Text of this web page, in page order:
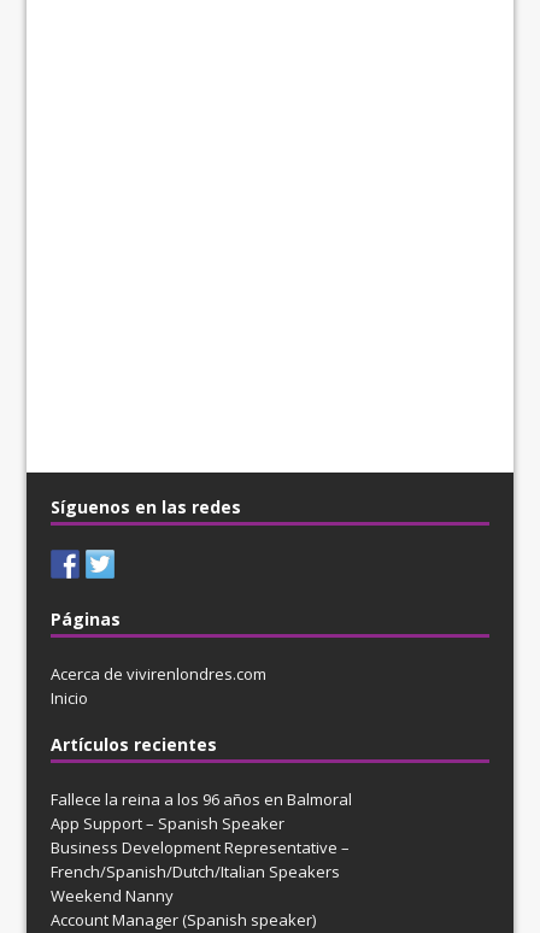
Síguenos en las redes
Páginas
Acerca de vivirenlondres.com
Inicio
Artículos recientes
Fallece la reina a los 96 años en Balmoral
App Support – Spanish Speaker
Business Development Representative –
French/Spanish/Dutch/Italian Speakers
Weekend Nanny
Account Manager (Spanish speaker)